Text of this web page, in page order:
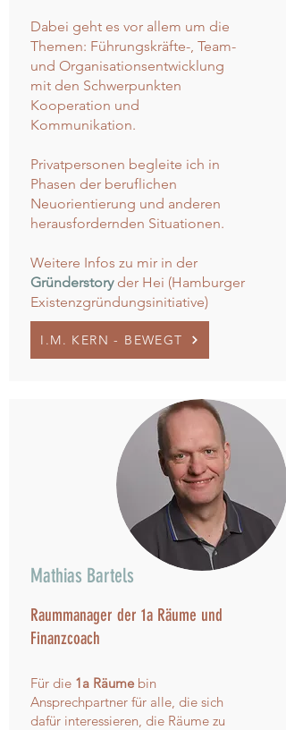
Dabei geht es vor allem um die
Themen: Führungskräfte-, Team-
und Organisationsentwicklung
mit den Schwerpunkten
Kooperation und
Kommunikation.
Privatpersonen begleite ich in
Phasen der beruflichen
Neuorientierung und anderen
herausfordernden Situationen.
Weitere Infos zu mir in der
Gründerstory der Hei (Hamburger
Existenzgründungsinitiative)
I.M. KERN - BEWEGT
Mathias Bartels
Raummanager der 1a Räume und
Finanzcoach
Für die 1a Räume bin
Ansprechpartner für alle, die sich
dafür interessieren, die Räume zu